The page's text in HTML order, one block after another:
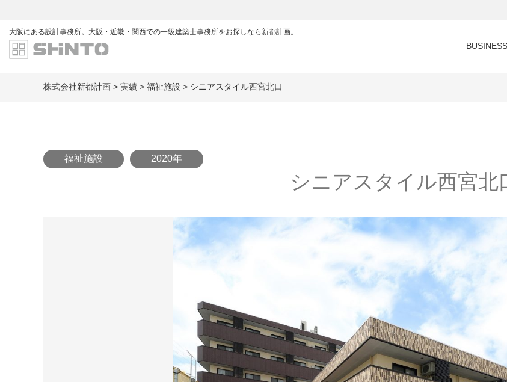
大阪にある設計事務所。 大阪・近畿・関西での一級建築士事務所をお探しなら新都計画。
BUSINESS
株式会社新都計画 > 実績 > 福祉施設 > シニアスタイル西宮北口
福祉施設 2020年
シニアスタイル西宮北